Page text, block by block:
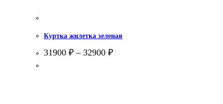
Куртка жилетка зеленая
31900 ₽ – 32900 ₽